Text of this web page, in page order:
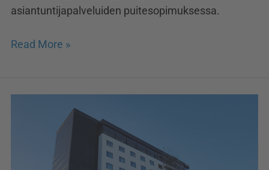
asiantuntijapalveluiden puitesopimuksessa.
Read More »